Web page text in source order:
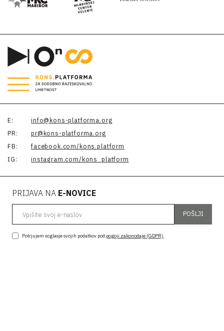
E:
info@kons-platforma.org
PR:
pr@kons-platforma.org
FB:
facebook.com/kons.platform
IG:
instagram.com/kons_platform
PRIJAVA NA E-NOVICE
POŠLJI
Potrjujem soglasje svojih podatkov pod pogoji zakonodaje (GDPR).